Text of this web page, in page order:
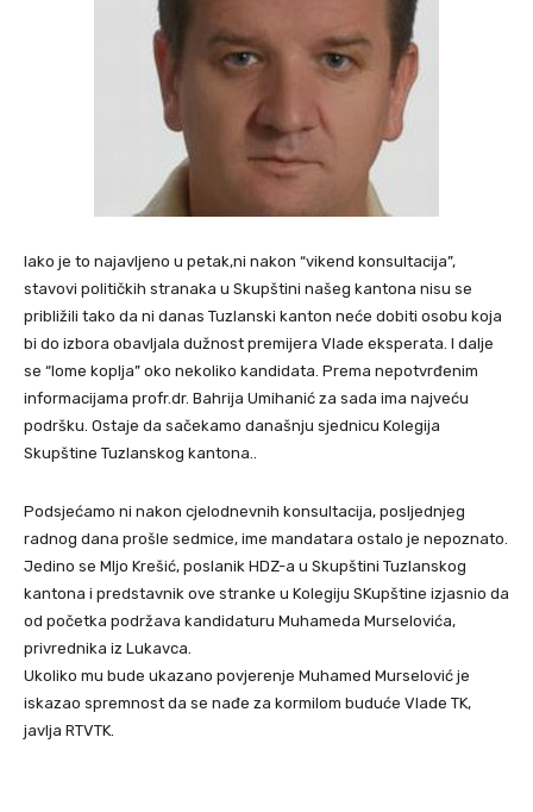
Iako je to najavljeno u petak,ni nakon “vikend konsultacija”,
stavovi političkih stranaka u Skupštini našeg kantona nisu se
približili tako da ni danas Tuzlanski kanton neće dobiti osobu koja
bi do izbora obavljala dužnost premijera Vlade eksperata. I dalje
se “lome koplja” oko nekoliko kandidata. Prema nepotvrđenim
informacijama profr.dr. Bahrija Umihanić za sada ima najveću
podršku. Ostaje da sačekamo današnju sjednicu Kolegija
Skupštine Tuzlanskog kantona..
Podsjećamo ni nakon cjelodnevnih konsultacija, posljednjeg
radnog dana prošle sedmice, ime mandatara ostalo je nepoznato.
Jedino se MIjo Krešić, poslanik HDZ-a u Skupštini Tuzlanskog
kantona i predstavnik ove stranke u Kolegiju SKupštine izjasnio da
od početka podržava kandidaturu Muhameda Murselovića,
privrednika iz Lukavca.
Ukoliko mu bude ukazano povjerenje Muhamed Murselović je
iskazao spremnost da se nađe za kormilom buduće Vlade TK,
javlja RTVTK.